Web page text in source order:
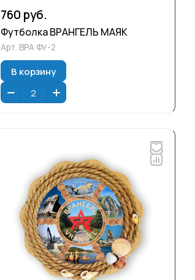
760 руб.
Футболка ВРАНГЕЛЬ МАЯК
Арт. ВРА ФУ-2
В корзину